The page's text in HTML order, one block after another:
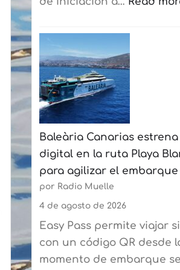
La
Fundación
Puertos
de
Las
Palmas
y
la
Federación
de
Vela
Latina
Canaria
de
Baleària Canarias
digital en la ruta Playa
para agilizar el
por Radio Muelle
4 de agosto de 2026
Easy Pass permite viajar
con un código QR desde
momento de embarque